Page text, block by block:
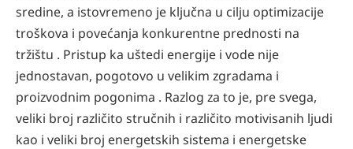
sredine, a istovremeno je ključna u cilju optimizacije
troškova i povećanja konkurentne prednosti na
tržištu . Pristup ka uštedi energije i vode nije
jednostavan, pogotovo u velikim zgradama i
proizvodnim pogonima . Razlog za to je, pre svega,
veliki broj različito stručnih i različito motivisanih ljudi
kao i veliki broj energetskih sistema i energetske